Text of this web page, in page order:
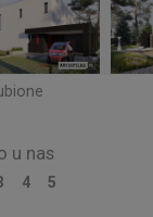
u nas
4 5